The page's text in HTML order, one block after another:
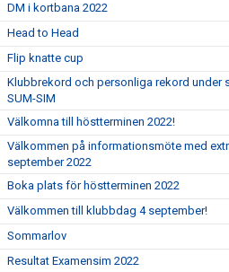
DM i kortbana 2022
Head to Head
Flip knatte cup
Klubbrekord och personliga rekord under
SUM-SIM
Välkomna till höstterminen 2022!
Välkommen på informationsmöte med
september 2022
Boka plats för höstterminen 2022
Välkommen till klubbdag 4 september!
Sommarlov
Resultat Examensim 2022